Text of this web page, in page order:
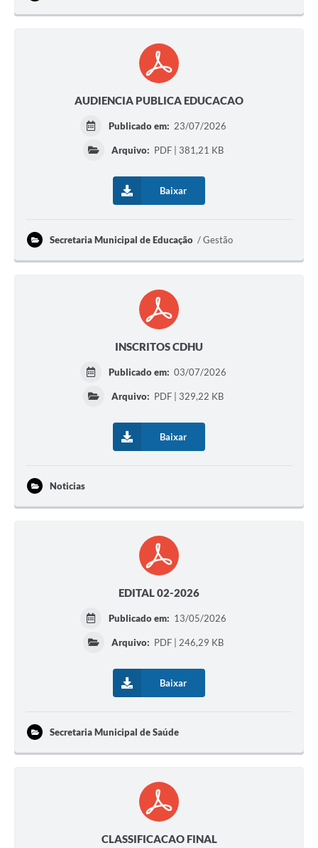
AUDIENCIA PUBLICA EDUCACAO
Publicado em: 23/07/2026
Arquivo: PDF | 381,21 KB
Baixar
Secretaria Municipal de Educação Gestão
INSCRITOS CDHU
Publicado em: 03/07/2026
Arquivo: PDF | 329,22 KB
Baixar
Noticias
EDITAL 02-2026
Publicado em: 13/05/2026
Arquivo: PDF | 246,29 KB
Baixar
Secretaria Municipal de Saúde
CLASSIFICACAO FINAL